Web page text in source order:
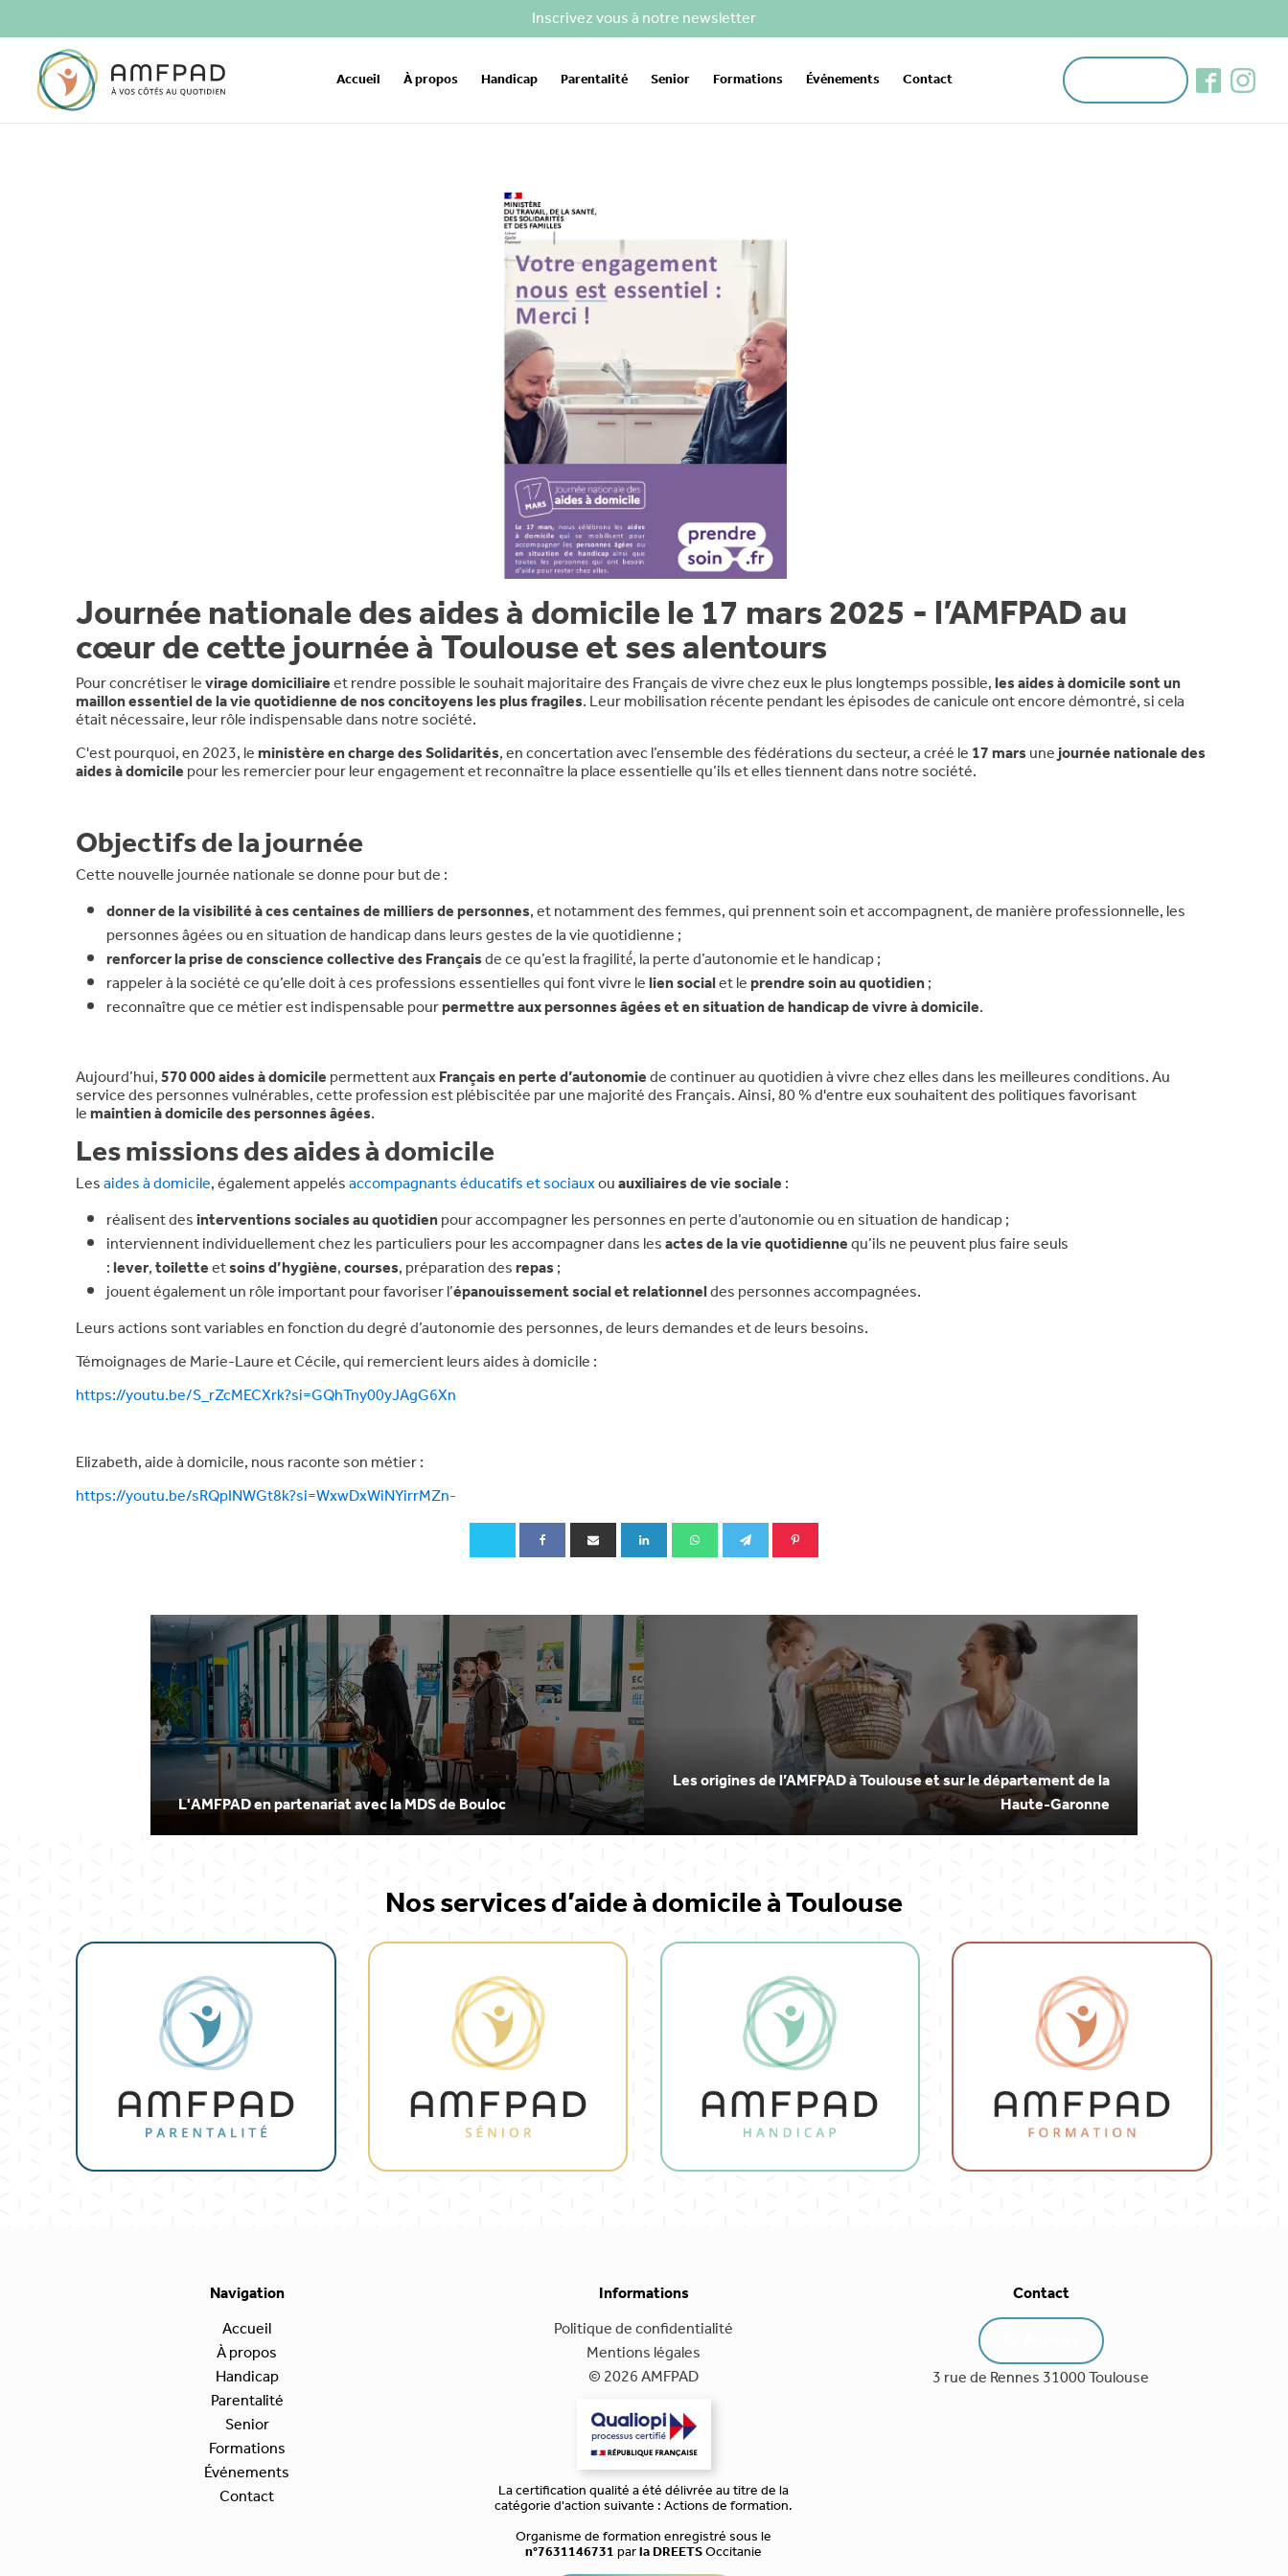
Inscrivez vous à notre newsletter
Accueil À propos Handicap Parentalité Senior Formations Événements Contact
Journée nationale des aides à domicile le 17 mars 2025 - l’AMFPAD au
cœur de cette journée à Toulouse et ses alentours
Pour concrétiser levirage domiciliaireet rendre possible le souhait majoritaire des Français de vivre chez eux le plus longtemps possible,les aides à domicile sont un
maillon essentiel de la vie quotidienne de nos concitoyens les plus fragiles. Leur mobilisation récente pendant les épisodes de canicule ont encore démontré, si cela
était nécessaire, leur rôle indispensable dans notre société.
C'est pourquoi, en 2023, leministère en charge des Solidarités, en concertation avec l’ensemble des fédérations du secteur, a créé le17 marsunejournée nationale des
aides à domicilepour les remercier pour leur engagement et reconnaître la place essentielle qu’ils et elles tiennent dans notre société.
Objectifs de la journée
Cette nouvelle journée nationale se donne pour but de :
donner de la visibilité à ces centaines de milliers de personnes, et notamment des femmes, qui prennent soin et accompagnent, de manière professionnelle, les
personnes âgées ou en situation de handicap dans leurs gestes de la vie quotidienne ;
renforcer la prise de conscience collective des Françaisde ce qu’est la fragilité́, la perte d’autonomie et le handicap ;
rappeler à la société ce qu’elle doit à ces professions essentielles qui font vivre lelien socialet leprendre soin au quotidien;
reconnaître que ce métier est indispensable pourpermettre aux personnes âgées et en situation de handicap de vivre à domicile.
Aujourd’hui,570000aides à domicilepermettent auxFrançais en perte d’autonomiede continuer au quotidien à vivre chez elles dans les meilleures conditions. Au
service des personnes vulnérables, cette profession est plébiscitée par une majorité des Français. Ainsi, 80 % d'entre eux souhaitent des politiques favorisant
lemaintien à domicile des personnes âgées.
Les missions des aides à domicile
Lesaides à domicile, également appelésaccompagnants éducatifs et sociauxouauxiliaires de vie sociale:
réalisent desinterventions sociales au quotidienpour accompagner les personnes en perte d’autonomie ou en situation de handicap ;
interviennent individuellement chez les particuliers pour les accompagner dans lesactes de la vie quotidiennequ’ils ne peuvent plus faire seuls
:lever,toiletteetsoins d’hygiène,courses, préparation desrepas;
jouent également un rôle important pour favoriser l’épanouissement social et relationneldes personnes accompagnées.
Leurs actions sont variables en fonction du degré d’autonomie des personnes, de leurs demandes et de leurs besoins.
Témoignages de Marie-Laure et Cécile, qui remercient leurs aides à domicile :
https://youtu.be/S_rZcMECXrk?si=GQhTny00yJAgG6Xn
Elizabeth, aide à domicile, nous raconte son métier :
https://youtu.be/sRQpINWGt8k?si=WxwDxWiNYirrMZn-
L'AMFPAD en partenariat avec la MDS de Bouloc
Les origines de l’AMFPAD à Toulouse et sur le département de la
Haute-Garonne
Nos services d’aide à domicile à Toulouse
Navigation
Accueil
À propos
Handicap
Parentalité
Senior
Formations
Événements
Contact
Informations
Politique de confidentialité
Mentions légales
© 2026 AMFPAD
La certification qualité a été délivrée au titre de la
catégorie d'action suivante : Actions de formation.
Organisme de formation enregistré sous le
n°7631146731parla DREETSOccitanie
Contact
3 rue de Rennes 31000 Toulouse